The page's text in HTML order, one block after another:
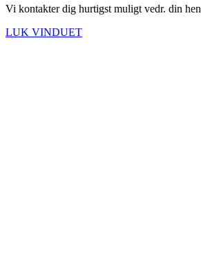
Vi kontakter dig hurtigst muligt vedr. din
LUK VINDUET